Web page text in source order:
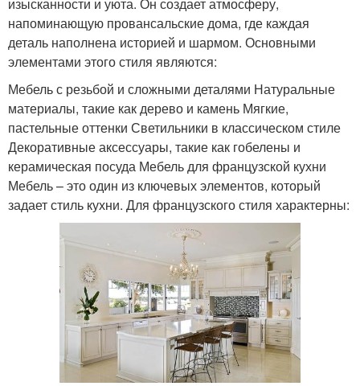
напоминающую провансальские дома, где каждая
деталь наполнена историей и шармом. Основными
элементами этого стиля являются:
Мебель с резьбой и сложными деталями Натуральные
материалы, такие как дерево и камень Мягкие,
пастельные оттенки Светильники в классическом стиле
Декоративные аксессуары, такие как гобелены и
керамическая посуда Мебель для французской кухни
Мебель – это один из ключевых элементов, который
задает стиль кухни. Для французского стиля характерны: